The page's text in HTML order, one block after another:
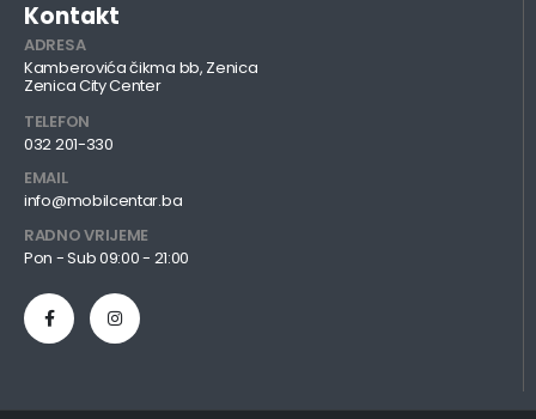
Kontakt
ADRESA
Kamberovića čikma bb, Zenica
Zenica City Center
TELEFON
032 201-330
EMAIL
info@mobilcentar.ba
RADNO VRIJEME
Pon - Sub 09:00 - 21:00